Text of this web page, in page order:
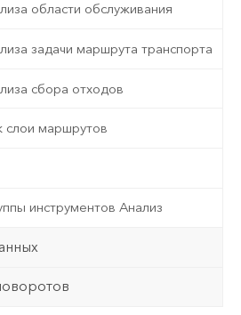
области обслуживания
задачи маршрута транспорта
сбора отходов
слои маршрутов
инструментов Анализ